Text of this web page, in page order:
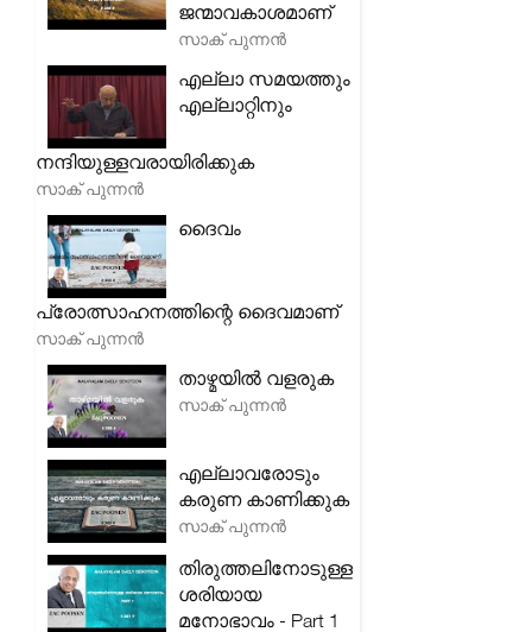
ജന്മാവകാശമാണ്
സാക് പുന്നൻ
എല്ലാ സമയത്തും
എല്ലാറ്റിനും
നന്ദിയുള്ളവരായിരിക്കുക
സാക് പുന്നൻ
ദൈവം
പ്രോത്സാഹനത്തിന്റെ ദൈവമാണ്
സാക് പുന്നൻ
താഴ്മയിൽ വളരുക
സാക് പുന്നൻ
എല്ലാവരോടും
കരുണ കാണിക്കുക
സാക് പുന്നൻ
തിരുത്തലിനോടുള്ള
ശരിയായ
മനോഭാവം - Part 1